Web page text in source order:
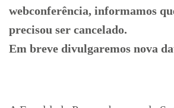
webconferência, informamos
precisou ser cancelado.
Em breve divulgaremos nova